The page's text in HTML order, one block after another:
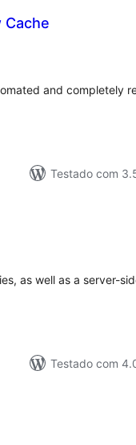
Cache
and completely
Testado com
as well as a server-
Testado com